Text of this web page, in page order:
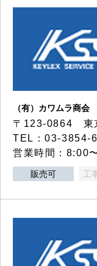
（有）カワムラ商会
〒123-0864 東
TEL：03-3854-
営業時間：8:00
販売可 工